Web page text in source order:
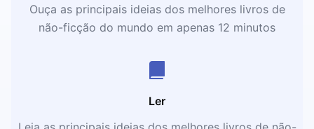
Ouça as principais ideias dos melhores livros de
não-ficção do mundo em apenas 12 minutos
Ler